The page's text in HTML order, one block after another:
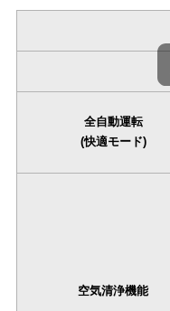
全自動運転
(快適モード)
空気清浄機能